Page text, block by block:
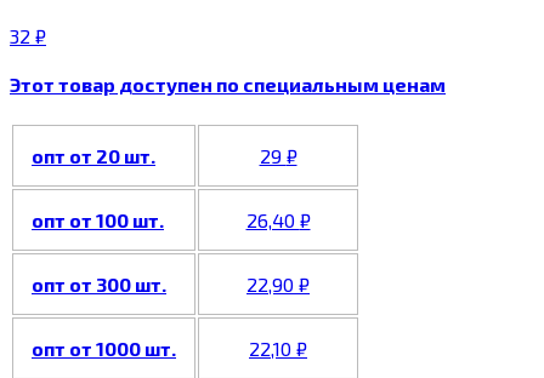
32 ₽
Этот товар доступен по специальным ценам
опт от 20 шт. 29 ₽
опт от 100 шт. 26,40 ₽
опт от 300 шт. 22,90 ₽
опт от 1000 шт. 22,10 ₽